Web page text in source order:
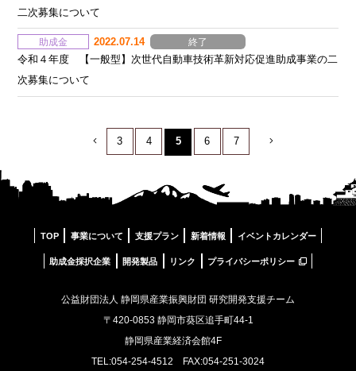
二次募集について
助成金 2022.07.14 終了
令和４年度 【一般型】次世代自動車技術革新対応促進助成事業の二
次募集について
3 4 5 6 7
TOP 事業について 支援プラン 新着情報 イベントカレンダー
助成金採択企業 開発製品 リンク プライバシーポリシー
公益財団法人 静岡県産業振興財団 研究開発支援チーム
〒420-0853 静岡市葵区追手町44-1
静岡県産業経済会館4F
TEL:054-254-4512 FAX:054-251-3024